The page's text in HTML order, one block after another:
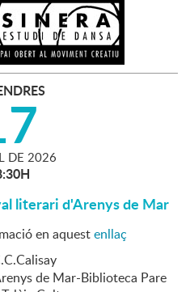
DE 2026
literari d'Arenys de Mar
en aquestenllaç
de Mar-Biblioteca Pare